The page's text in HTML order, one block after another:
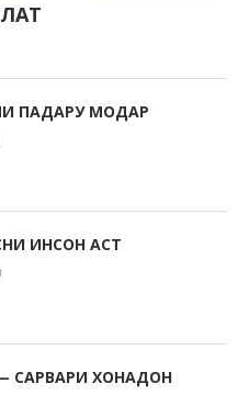
ПАДАРУ МОДАР
ИНСОН АСТ
САРВАРИ ХОНАДОН